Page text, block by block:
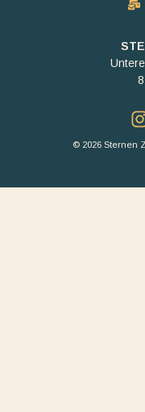
© 2026 Sternen